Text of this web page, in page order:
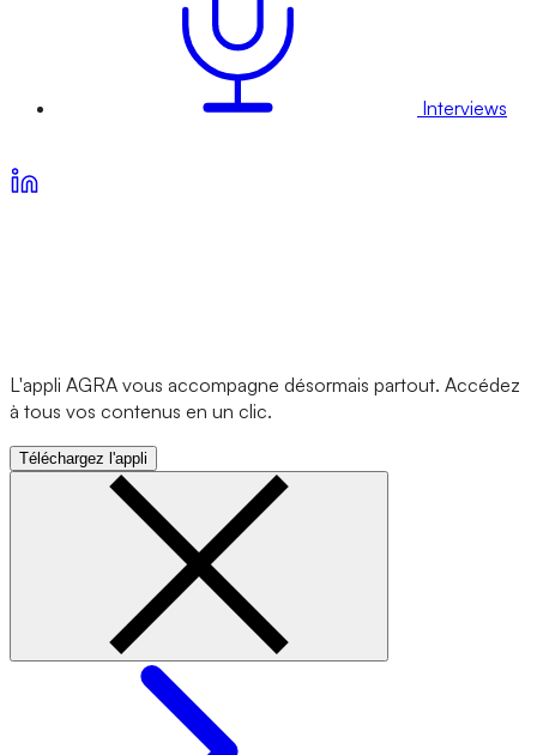
Interviews
L'appli AGRA vous accompagne désormais partout. Accédez
à tous vos contenus en un clic.
Téléchargez l'appli